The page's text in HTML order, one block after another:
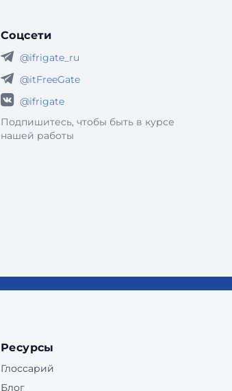
Соцсети
@ifrigate_ru
@itFreeGate
@ifrigate
Подпишитесь, чтобы быть в курсе
нашей работы
Ресурсы
Глоссарий
Блог